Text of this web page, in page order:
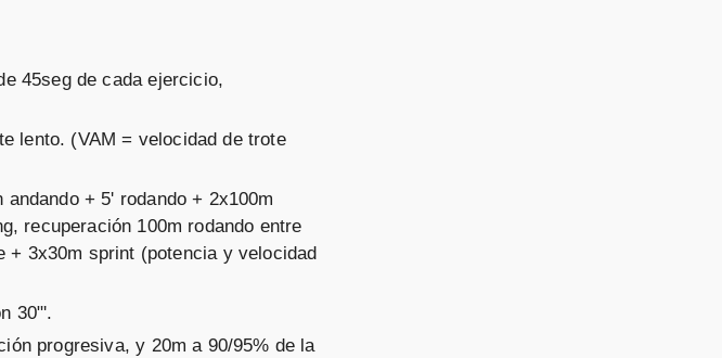
45seg de cada ejercicio,
lento. (VAM = velocidad de trote
+ 5' rodando + 2x100m
recuperación 100m rodando entre
+ 3x30m sprint (potencia y velocidad
30"'.
progresiva, y 20m a 90/95% de la